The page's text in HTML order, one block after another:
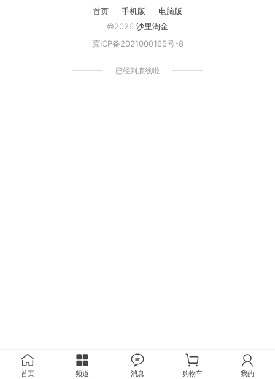
首页 手机版
电脑版
©2026 沙里淘金
冀ICP备2021000165号-8
已经到底线啦
首页 频道 消息 购物车 我的